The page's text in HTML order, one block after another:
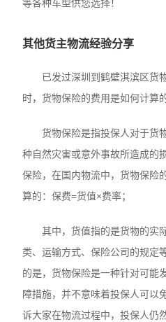
等各种车型供您选择！
其他货主物流经验分享
已发过深圳到鹤壁淇滨区货
时，货物保险的费用是如何计算的
货物保险是指投保人对于货
种自然灾害或意外事故所造成的
保险，在国内物流中，货物保险
算的：保费=货值×费率；
其中，货值指的是货物的实
类、运输方式、保险公司的规定
的是，货物保险是一种针对可能
障措施，并不意味着投保人可以
诉大家在物流过程中，投保人仍